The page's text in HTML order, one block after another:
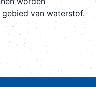
van waterstof.